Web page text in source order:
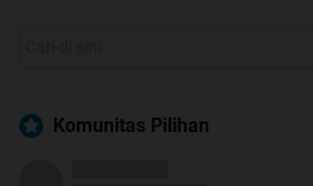
Komunitas Pilihan